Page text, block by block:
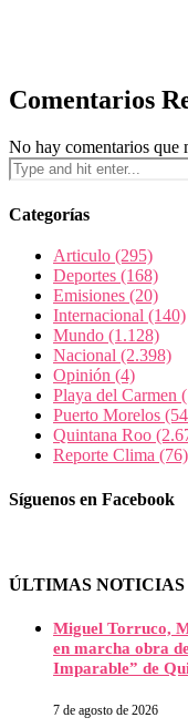
Comentarios
No hay comentarios que
Categorías
Articulo (295)
Deportes (168)
Emisiones (20)
Internacional (140)
Mundo (1.128)
Nacional (2.398)
Opinión (4)
Playa del Carmen
Puerto Morelos
Quintana Roo
Reporte Clima (76)
Síguenos en Facebook
ÚLTIMAS NOTICIAS
Miguel Torruco,
en marcha obra
Imparable” de
7 de agosto de 2026